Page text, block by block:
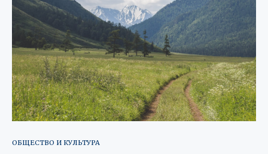
ОБЩЕСТВО И КУЛЬТУРА